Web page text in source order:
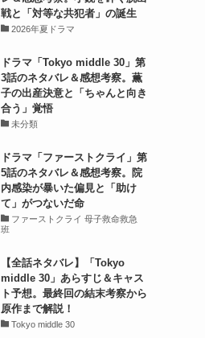
戦と「対等な共犯者」の誕生
2026年夏ドラマ
ドラマ「Tokyo middle 30」第
3話のネタバレ＆感想考察。薫
子の出産決意と「ちゃんと向き
合う」覚悟
未分類
ドラマ「ファーストクライ」第
5話のネタバレ＆感想考察。院
内感染が暴いた偏見と「助け
て」がつないだ命
ファーストクライ 母子救命救急
班
【全話ネタバレ】「Tokyo
middle 30」あらすじ＆キャス
ト予想。最終回の結末考察から
原作まで解説！
Tokyo middle 30